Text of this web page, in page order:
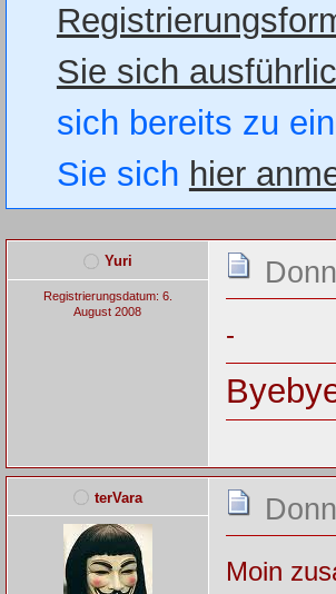
Sie sich
sich bereits zu
Sie sich hier
Yuri
Registrierungsdatum: 6.
August 2008
-
terVara
Moin